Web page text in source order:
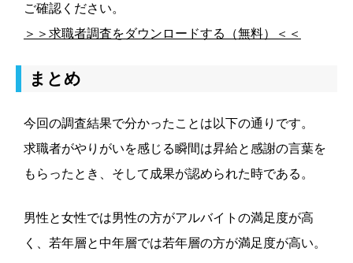
ご確認ください。
＞＞求職者調査をダウンロードする（無料）＜＜
まとめ
今回の調査結果で分かったことは以下の通りです。
求職者がやりがいを感じる瞬間は昇給と感謝の言葉を
もらったとき、そして成果が認められた時である。
男性と女性では男性の方がアルバイトの満足度が高
く、若年層と中年層では若年層の方が満足度が高い。